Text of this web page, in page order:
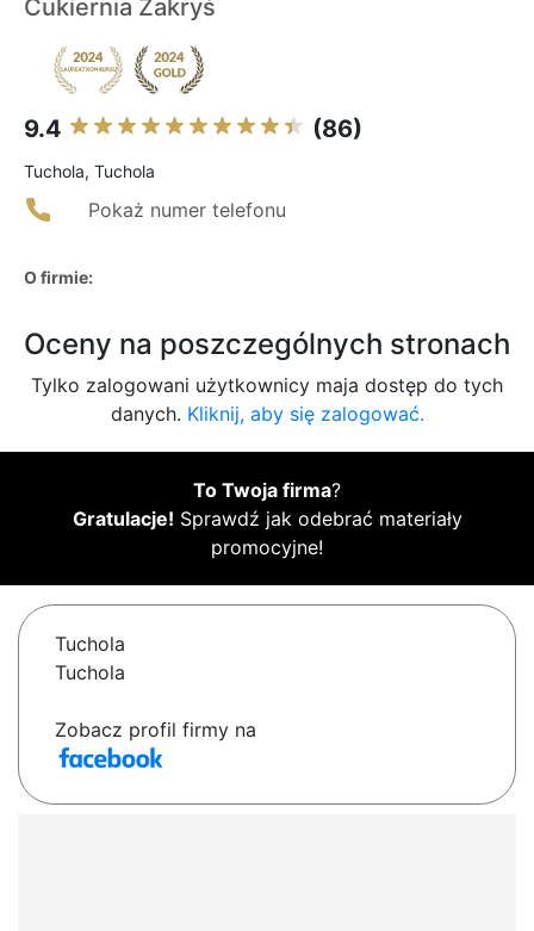
Cukiernia Zakryś
9.4 (86)
Tuchola, Tuchola
Pokaż numer telefonu
O firmie:
Oceny na poszczególnych stronach
Tylko zalogowani użytkownicy maja dostęp do tych
danych. Kliknij, aby się zalogować.
To Twoja firma?
Gratulacje! Sprawdź jak odebrać materiały
promocyjne!
Tuchola
Tuchola
Zobacz profil firmy na